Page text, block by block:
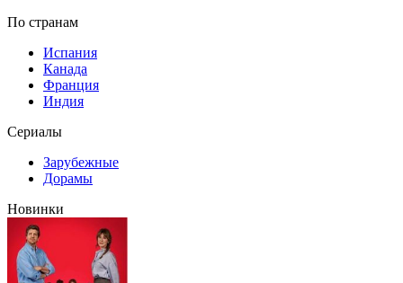
По странам
Испания
Канада
Франция
Индия
Сериалы
Зарубежные
Дорамы
Новинки